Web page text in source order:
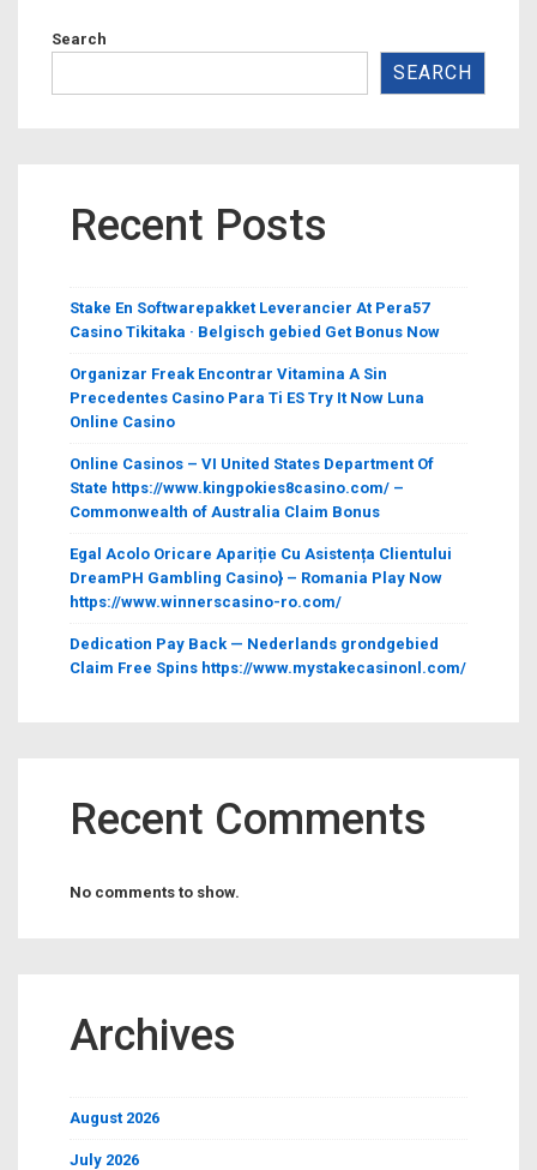
Search
SEARCH
Recent Posts
Stake En Softwarepakket Leverancier At Pera57
Casino Tikitaka · Belgisch gebied Get Bonus Now
Organizar Freak Encontrar Vitamina A Sin
Precedentes Casino Para Ti ES Try It Now Luna
Online Casino
Online Casinos – VI United States Department Of
State https://www.kingpokies8casino.com/ –
Commonwealth of Australia Claim Bonus
Egal Acolo Oricare Apariție Cu Asistența Clientului
DreamPH Gambling Casino} – Romania Play Now
https://www.winnerscasino-ro.com/
Dedication Pay Back — Nederlands grondgebied
Claim Free Spins https://www.mystakecasinonl.com/
Recent Comments
No comments to show.
Archives
August 2026
July 2026